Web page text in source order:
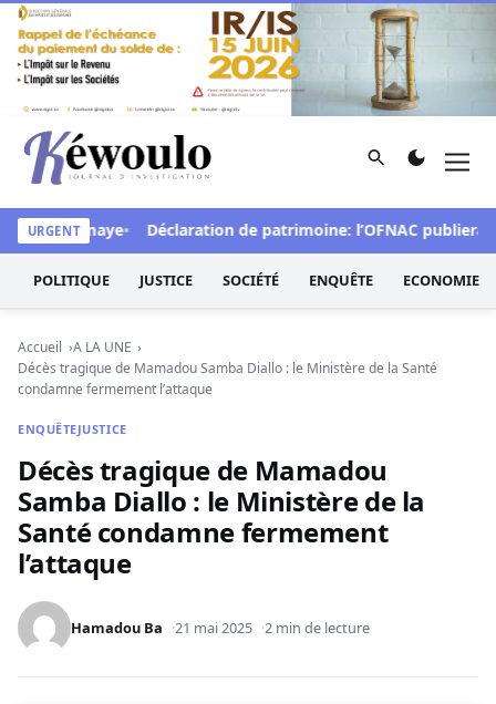
Aller au contenu
Kéwoulo, le premier site d'information et d'investigation
Rechercher
URGENT
Diomaye Déclaration de patrimoine: l’OFNAC publiera ce
POLITIQUE JUSTICE SOCIÉTÉ ENQUÊTE ECONOMIE
Accueil
A LA UNE
Décès tragique de Mamadou Samba Diallo : le Ministère de la Santé
condamne fermement l’attaque
ENQUÊTEJUSTICE
Décès tragique de Mamadou
Samba Diallo : le Ministère de la
Santé condamne fermement
l’attaque
Hamadou Ba 21 mai 2025 2 min de lecture